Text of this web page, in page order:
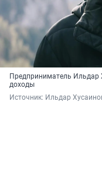
Предприниматель Ильдар
доходы
Источник: Ильдар